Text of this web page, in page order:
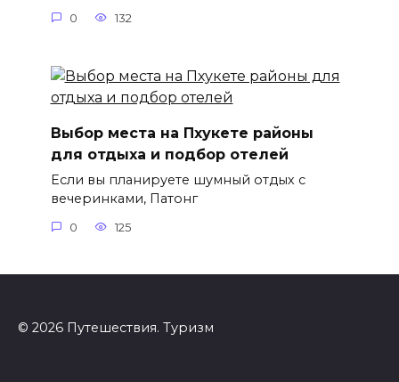
0 132
Выбор места на Пхукете районы
для отдыха и подбор отелей
Если вы планируете шумный отдых с
вечеринками, Патонг
0 125
© 2026 Путешествия. Туризм